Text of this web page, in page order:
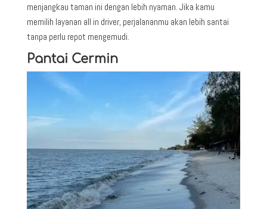
menjangkau taman ini dengan lebih nyaman. Jika kamu
memilih layanan all in driver, perjalananmu akan lebih santai
tanpa perlu repot mengemudi.
Pantai Cermin